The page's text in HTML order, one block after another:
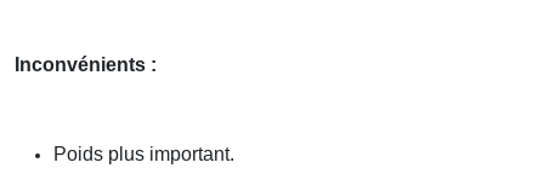
Inconvénients :
Poids plus important.